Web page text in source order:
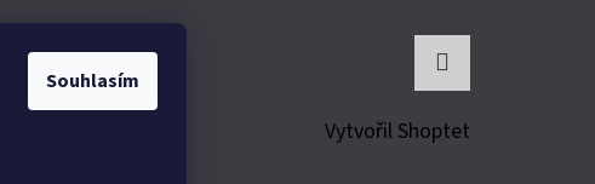
Souhlasím
Vytvořil Shoptet